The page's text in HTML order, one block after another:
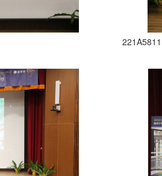
221A5811